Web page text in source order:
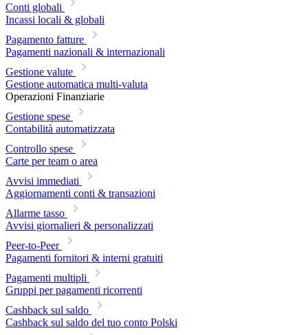
Conti globali
Incassi locali & globali
Pagamento fatture
Pagamenti nazionali & internazionali
Gestione valute
Gestione automatica multi-valuta
Operazioni Finanziarie
Gestione spese
Contabilità automatizzata
Controllo spese
Carte per team o area
Avvisi immediati
Aggiornamenti conti & transazioni
Allarme tasso
Avvisi giornalieri & personalizzati
Peer-to-Peer
Pagamenti fornitori & interni gratuiti
Pagamenti multipli
Gruppi per pagamenti ricorrenti
Cashback sul saldo
Cashback sul saldo del tuo conto Polski